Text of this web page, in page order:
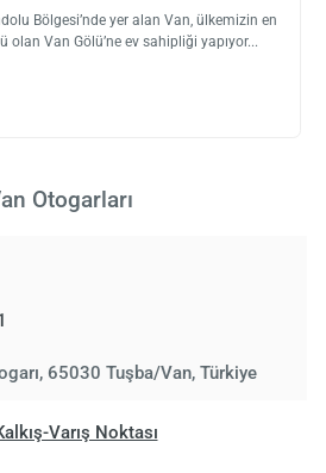
Bölgesi’nde yer alan Van, ülkemizin en
olan Van Gölü’ne ev sahipliği yapıyor
Otogarları
65030 Tuşba/Van, Türkiye
Varış Noktası